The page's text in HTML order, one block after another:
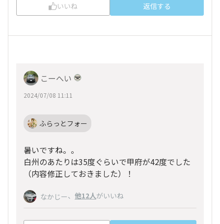
いいね 返信する
こーへい
2024/07/08 11:11
ふらっとフォー
暑いですね。。
白州のあたりは35度ぐらいで甲府が42度でした
（内容修正しておきました）！
なかじー、 他12人がいいね